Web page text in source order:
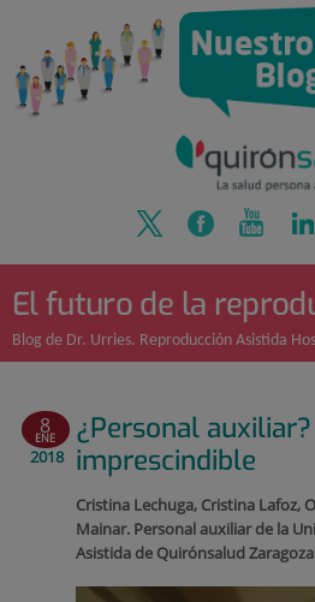
El futuro de la
Blog de Dr. Urries. Reproducción Asistida
8
ENE
2018
¿Personal
imprescindible
Cristina Lechuga, Cristina Lafoz,
Mainar. Personal auxiliar de la
Asistida de Quirónsalud